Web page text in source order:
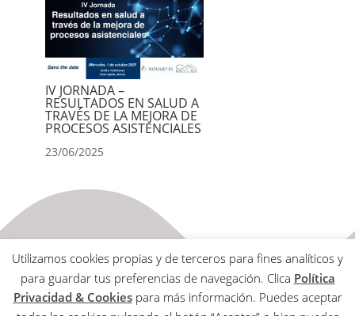
IV JORNADA –
RESULTADOS EN SALUD A
TRAVÉS DE LA MEJORA DE
PROCESOS ASISTENCIALES
23/06/2025
Utilizamos cookies propias y de terceros para fines analíticos y
para guardar tus preferencias de navegación. Clica Política
Privacidad & Cookiespara más información. Puedes aceptar